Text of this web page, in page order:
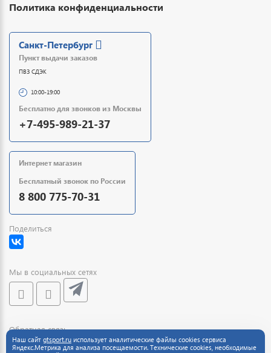
Политика конфиденциальности
Санкт-Петербург
Пункт выдачи заказов
ПВЗ СДЭК
10:00-19:00
Бесплатно для звонков из Москвы
+7-495-989-21-37
Интернет магазин
Бесплатный звонок по России
8 800 775-70-31
Поделиться
Мы в социальных сетях
Обратная связь
Наш сайт gtsport.ru использует аналитические файлы cookies сервиса
Яндекс.Метрика для анализа посещаемости. Технические cookies, необходимые